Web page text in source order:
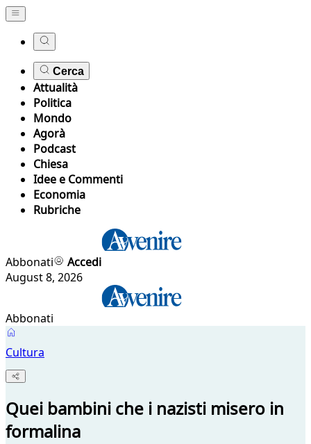
Cerca
Attualità
Politica
Mondo
Agorà
Podcast
Chiesa
Idee e Commenti
Economia
Rubriche
Abbonati
Accedi
August 8, 2026
Abbonati
Cultura
Quei bambini che i nazisti misero in
formalina